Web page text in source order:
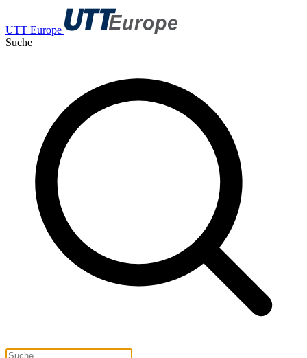
UTT Europe
Suche